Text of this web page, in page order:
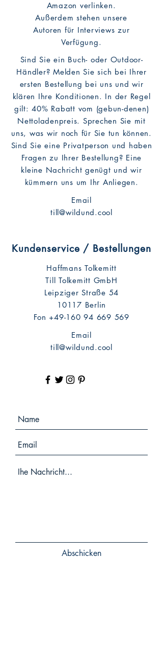
Amazon verlinken.
Außerdem stehen unsere
Autoren für Interviews zur
Verfügung.
Sind Sie ein Buch- oder Outdoor-
Händler? Melden Sie sich bei Ihrer
ersten Bestellung bei uns und wir
klären Ihre Konditionen. In der Regel
gilt: 40% Rabatt vom (gebun-denen)
Nettoladenpreis. Sprechen Sie mit
uns, was wir noch für Sie tun können.
Sind Sie eine Privatperson und haben
Fragen zu Ihrer Bestellung? Eine
kleine Nachricht genügt und wir
kümmern uns um Ihr Anliegen.
Email
till@wildund.cool
Kundenservice / Bestellungen
Haffmans Tolkemitt
Till Tolkemitt GmbH
Leipziger Straße 54
10117 Berlin
Fon +49-160 94 669 569
Email
till@wildund.cool
Abschicken